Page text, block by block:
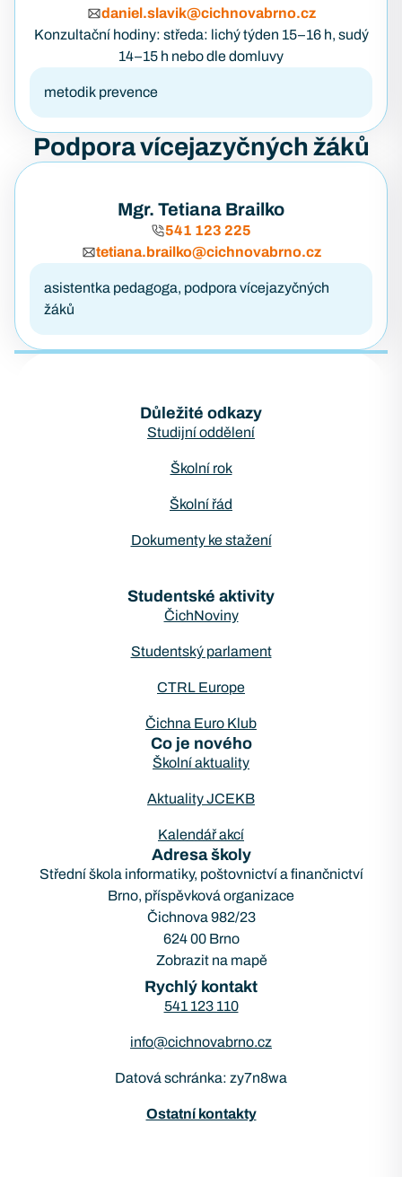
daniel.slavik@cichnovabrno.cz
Konzultační hodiny: středa: lichý týden 15–16 h, sudý
14–15 h nebo dle domluvy
metodik prevence
Podpora vícejazyčných žáků
Mgr. Tetiana Brailko
541 123 225
tetiana.brailko@cichnovabrno.cz
asistentka pedagoga, podpora vícejazyčných
žáků
Důležité odkazy
Studijní oddělení
Školní rok
Školní řád
Dokumenty ke stažení
Studentské aktivity
ČichNoviny
Studentský parlament
CTRL Europe
Čichna Euro Klub
Co je nového
Školní aktuality
Aktuality JCEKB
Kalendář akcí
Adresa školy
Střední škola informatiky, poštovnictví a finančnictví
Brno, příspěvková organizace
Čichnova 982/23
624 00 Brno
Zobrazit na mapě
Rychlý kontakt
541 123 110
info@cichnovabrno.cz
Datová schránka: zy7n8wa
Ostatní kontakty